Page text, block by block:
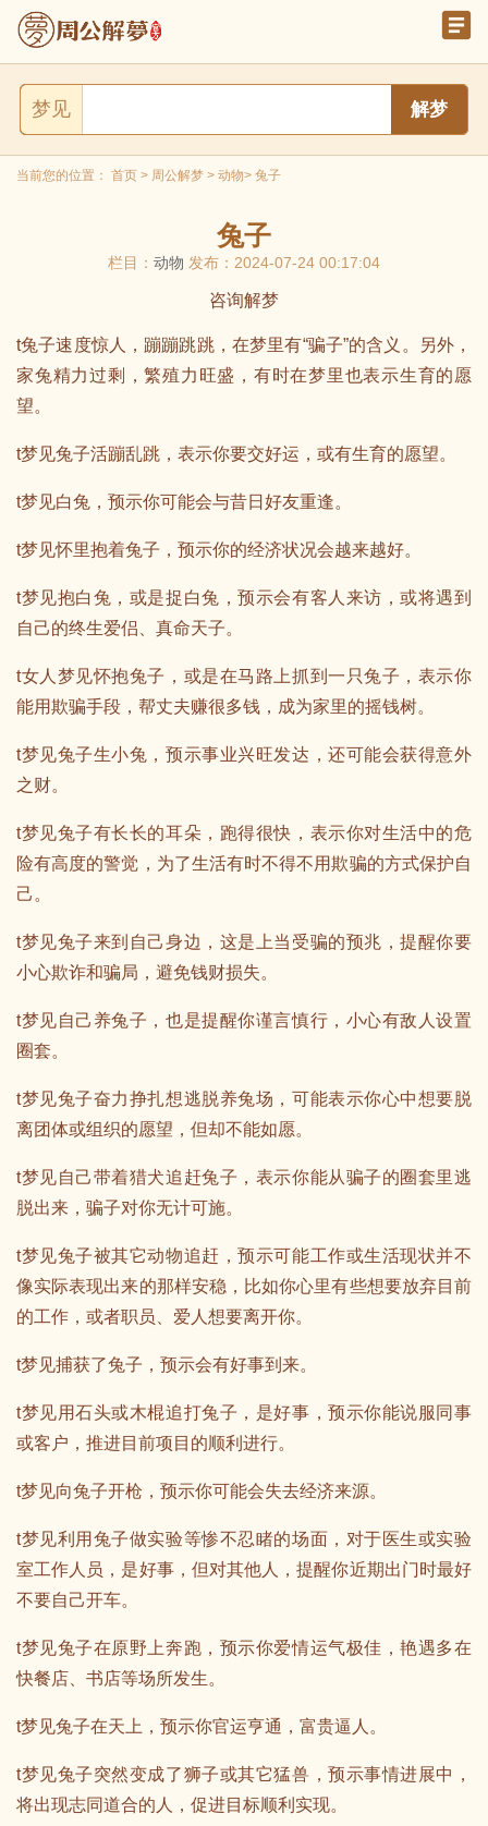
梦见
当前您的位置： 首页 > 周公解梦 > 动物> 兔子
兔子
栏目： 动物 发布：2024-07-24 00:17:04
咨询解梦
t兔子速度惊人，蹦蹦跳跳，在梦里有“骗子”的含义。另外，
家兔精力过剩，繁殖力旺盛，有时在梦里也表示生育的愿
望。
t梦见兔子活蹦乱跳，表示你要交好运，或有生育的愿望。
t梦见白兔，预示你可能会与昔日好友重逢。
t梦见怀里抱着兔子，预示你的经济状况会越来越好。
t梦见抱白兔，或是捉白兔，预示会有客人来访，或将遇到
自己的终生爱侣、真命天子。
t女人梦见怀抱兔子，或是在马路上抓到一只兔子，表示你
能用欺骗手段，帮丈夫赚很多钱，成为家里的摇钱树。
t梦见兔子生小兔，预示事业兴旺发达，还可能会获得意外
之财。
t梦见兔子有长长的耳朵，跑得很快，表示你对生活中的危
险有高度的警觉，为了生活有时不得不用欺骗的方式保护自
己。
t梦见兔子来到自己身边，这是上当受骗的预兆，提醒你要
小心欺诈和骗局，避免钱财损失。
t梦见自己养兔子，也是提醒你谨言慎行，小心有敌人设置
圈套。
t梦见兔子奋力挣扎想逃脱养兔场，可能表示你心中想要脱
离团体或组织的愿望，但却不能如愿。
t梦见自己带着猎犬追赶兔子，表示你能从骗子的圈套里逃
脱出来，骗子对你无计可施。
t梦见兔子被其它动物追赶，预示可能工作或生活现状并不
像实际表现出来的那样安稳，比如你心里有些想要放弃目前
的工作，或者职员、爱人想要离开你。
t梦见捕获了兔子，预示会有好事到来。
t梦见用石头或木棍追打兔子，是好事，预示你能说服同事
或客户，推进目前项目的顺利进行。
t梦见向兔子开枪，预示你可能会失去经济来源。
t梦见利用兔子做实验等惨不忍睹的场面，对于医生或实验
室工作人员，是好事，但对其他人，提醒你近期出门时最好
不要自己开车。
t梦见兔子在原野上奔跑，预示你爱情运气极佳，艳遇多在
快餐店、书店等场所发生。
t梦见兔子在天上，预示你官运亨通，富贵逼人。
t梦见兔子突然变成了狮子或其它猛兽，预示事情进展中，
将出现志同道合的人，促进目标顺利实现。